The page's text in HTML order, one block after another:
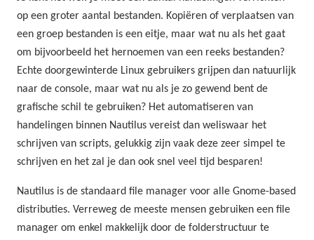
op een groter aantal bestanden. Kopiëren of verplaatsen van
een groep bestanden is een eitje, maar wat nu als het gaat
om bijvoorbeeld het hernoemen van een reeks bestanden?
Echte doorgewinterde Linux gebruikers grijpen dan natuurlijk
naar de console, maar wat nu als je zo gewend bent de
grafische schil te gebruiken? Het automatiseren van
handelingen binnen Nautilus vereist dan weliswaar het
schrijven van scripts, gelukkig zijn vaak deze zeer simpel te
schrijven en het zal je dan ook snel veel tijd besparen!
Nautilus is de standaard file manager voor alle Gnome-based
distributies. Verreweg de meeste mensen gebruiken een file
manager om enkel makkelijk door de folderstructuur te